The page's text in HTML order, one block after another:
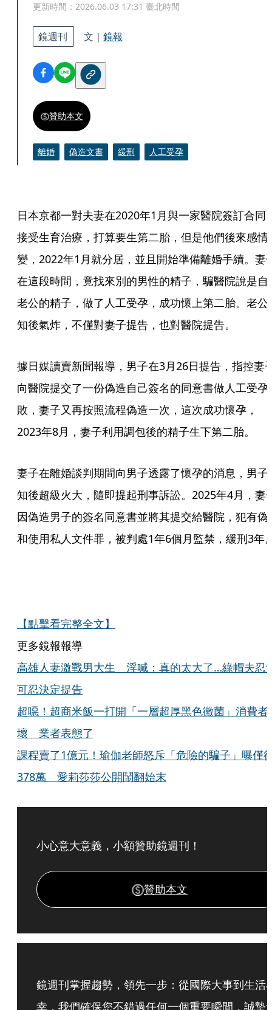
更新時間： 2026.06.03 17:31 臺北時間
鏡週刊 文｜ 鏡報
贊助本文
離婚 偽造文書 緩刑 人工受孕
日本京都一對夫妻在2020年1月與一家醫院簽訂合同
接受生育治療，打算要生第二胎，但是他們後來感情
變，2022年1月就分居，並且開始準備離婚手續。妻
在這段時間，竟找來別的男性的精子，騙醫院說是自
老公的精子，做了人工受孕，成功懷上第二胎。老公
知後氣炸，不僅對妻子提告，也對醫院提告。
據日媒讀賣新聞報導，男子在3月26日提告，指控妻
向醫院提交了一份偽造自己簽名的同意書做人工受孕
敗，妻子又再按照流程偽造一次，這次成功懷孕，
2023年8月，妻子利用調包後的精子生下第二胎。
妻子在離婚談判期間向男子透露了懷孕的消息，男子
知後超級火大，隨即提起刑事訴訟。2025年4月，妻
因偽造男子的簽名同意書並將其提交給醫院，犯有偽
和使用私人文件罪，被判處1年6個月監禁，緩刑3年
【點擊看完整全文】
更多鏡報報導
高雄人妻激戰男大生 淫喊：真的太大了…綠帽夫忍
可忍決定提告
超噁！超商米飯一打開「一層超厚黑色黴菌」消費者
壞 業者表態了
課程賣了1億元！瑜伽老師怒斥「危險的騙子」曝僅
378萬 愛莉莎莎公開鬧翻始末
小心意大意義，小額贊助鏡週刊！
贊助本文
鏡週刊掌握趨勢，領先一步：從國際大事到生活
幸，我們確保您不錯過任何一個重要瞬間，誠摯